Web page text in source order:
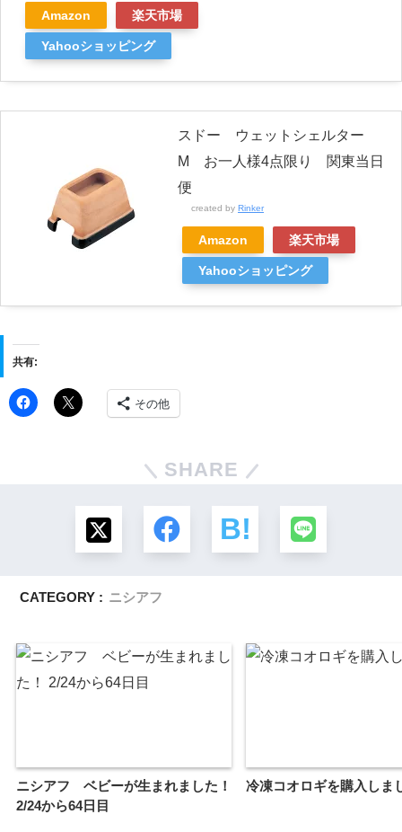
Amazon 楽天市場
Yahooショッピング
スドー ウェットシェルター
M お一人様4点限り 関東当日
便
created by Rinker
Amazon 楽天市場
Yahooショッピング
共有:
その他
SHARE
CATEGORY : ニシアフ
ニシアフ ベビーが生まれました！
2/24から64日目
冷凍コオロギを購入しま